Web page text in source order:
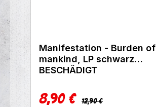
Manifestation - Burden of
mankind, LP schwarz
BESCHÄDIGT
Verkaufspreis:
8,90 € Regulärer Preis:
12,90 €